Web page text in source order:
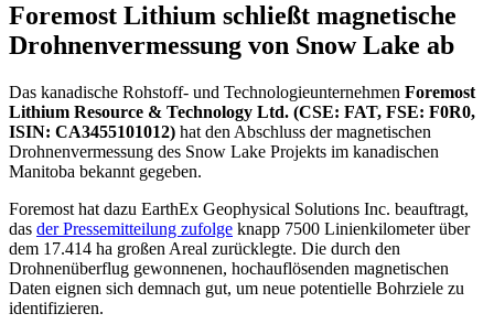
Foremost Lithium schließt magnetische
Drohnenvermessung von Snow Lake ab
Das kanadische Rohstoff- und Technologieunternehmen Foremost
Lithium Resource & Technology Ltd. (CSE: FAT, FSE: F0R0,
ISIN: CA3455101012) hat den Abschluss der magnetischen
Drohnenvermessung des Snow Lake Projekts im kanadischen
Manitoba bekannt gegeben.
Foremost hat dazu EarthEx Geophysical Solutions Inc. beauftragt,
das der Pressemitteilung zufolge knapp 7500 Linienkilometer über
dem 17.414 ha großen Areal zurücklegte. Die durch den
Drohnenüberflug gewonnenen, hochauflösenden magnetischen
Daten eignen sich demnach gut, um neue potentielle Bohrziele zu
identifizieren.